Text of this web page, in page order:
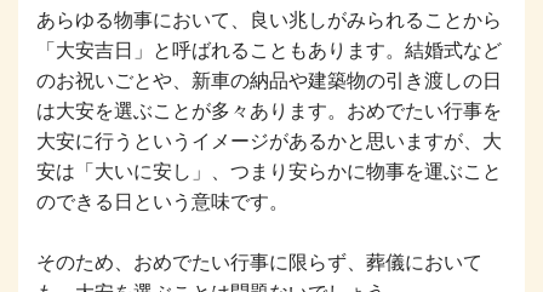
あらゆる物事において、良い兆しがみられることから
「大安吉日」と呼ばれることもあります。結婚式など
のお祝いごとや、新車の納品や建築物の引き渡しの日
は大安を選ぶことが多々あります。おめでたい行事を
大安に行うというイメージがあるかと思いますが、大
安は「大いに安し」、つまり安らかに物事を運ぶこと
のできる日という意味です。
そのため、おめでたい行事に限らず、葬儀において